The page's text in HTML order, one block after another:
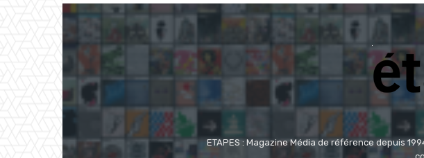
ETAPES : Magazine Média de référence depuis